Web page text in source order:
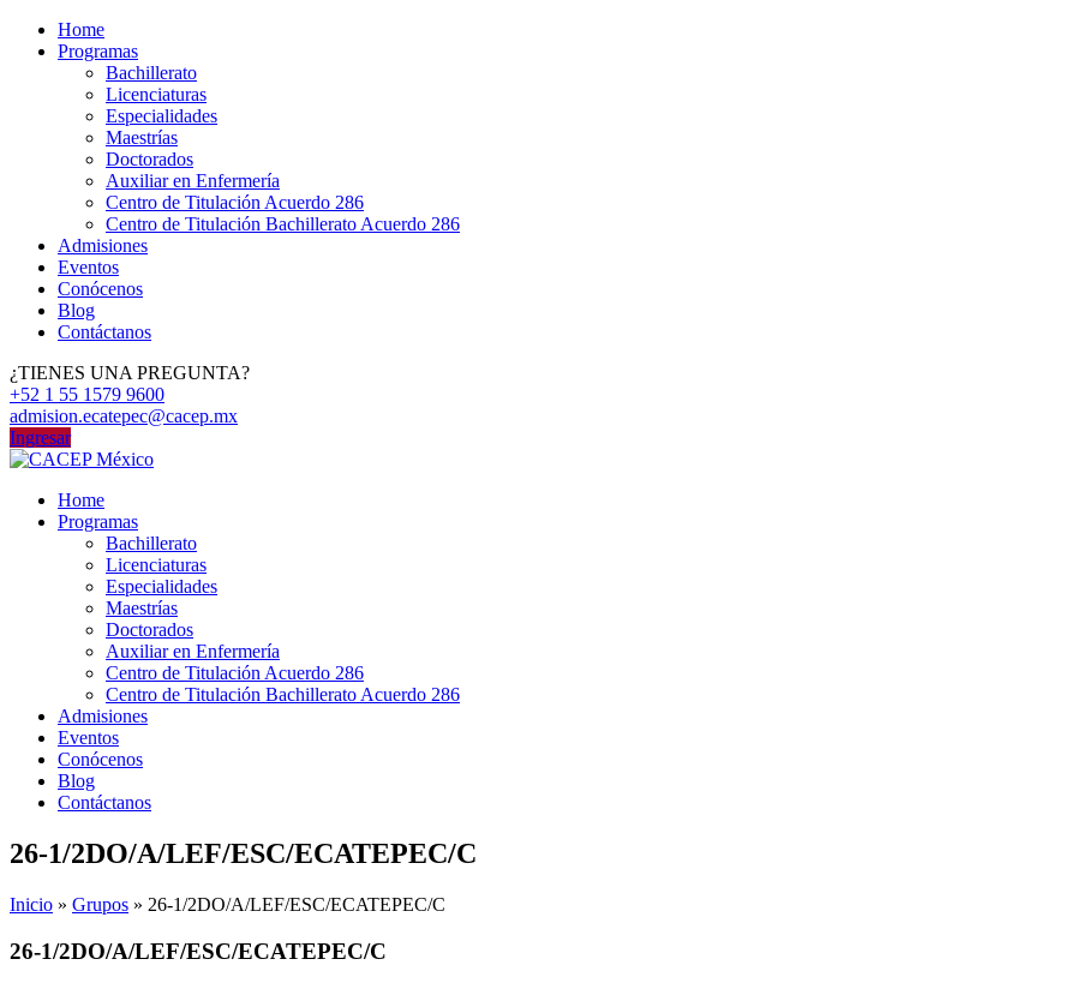
Home
Programas
Bachillerato
Licenciaturas
Especialidades
Maestrías
Doctorados
Auxiliar en Enfermería
Centro de Titulación Acuerdo 286
Centro de Titulación Bachillerato Acuerdo 286
Admisiones
Eventos
Conócenos
Blog
Contáctanos
¿TIENES UNA PREGUNTA?
+52 1 55 1579 9600
admision.ecatepec@cacep.mx
Ingresar
Home
Programas
Bachillerato
Licenciaturas
Especialidades
Maestrías
Doctorados
Auxiliar en Enfermería
Centro de Titulación Acuerdo 286
Centro de Titulación Bachillerato Acuerdo 286
Admisiones
Eventos
Conócenos
Blog
Contáctanos
26-1/2DO/A/LEF/ESC/ECATEPEC/C
Inicio » Grupos » 26-1/2DO/A/LEF/ESC/ECATEPEC/C
26-1/2DO/A/LEF/ESC/ECATEPEC/C